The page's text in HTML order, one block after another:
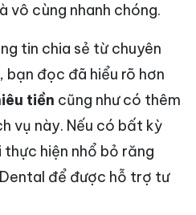
vô cùng nhanh chóng.
tin chia sẻ từ chuyên
bạn đọc đã hiểu rõ hơn
tiền cũng như có thêm
vụ này. Nếu có bất kỳ
hiện nhổ bỏ răng
để được hỗ trợ tư